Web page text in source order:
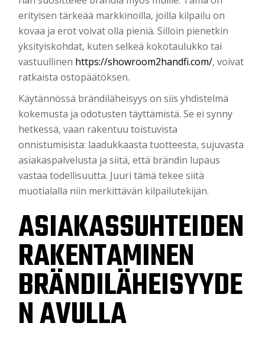
erityisen tärkeää markkinoilla, joilla kilpailu on
kovaa ja erot voivat olla pieniä. Silloin pienetkin
yksityiskohdat, kuten selkeä kokotaulukko tai
vastuullinen https://showroom2handfi.com/, voivat
ratkaista ostopäätöksen.
Käytännössä brändiläheisyys on siis yhdistelmä
kokemusta ja odotusten täyttämistä. Se ei synny
hetkessä, vaan rakentuu toistuvista
onnistumisista: laadukkaasta tuotteesta, sujuvasta
asiakaspalvelusta ja siitä, että brändin lupaus
vastaa todellisuutta. Juuri tämä tekee siitä
muotialalla niin merkittävän kilpailutekijän.
ASIAKASSUHTEIDEN
RAKENTAMINEN
BRÄNDILÄHEISYYDE
N AVULLA